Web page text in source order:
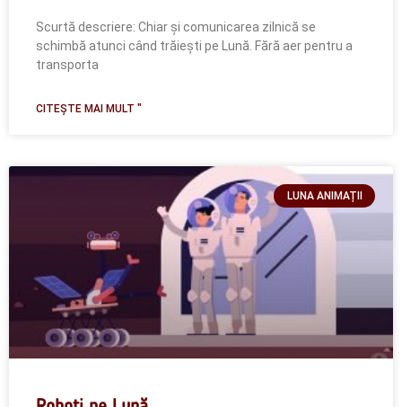
Scurtă descriere: Chiar și comunicarea zilnică se
schimbă atunci când trăiești pe Lună. Fără aer pentru a
transporta
CITEȘTE MAI MULT "
LUNA ANIMAȚII